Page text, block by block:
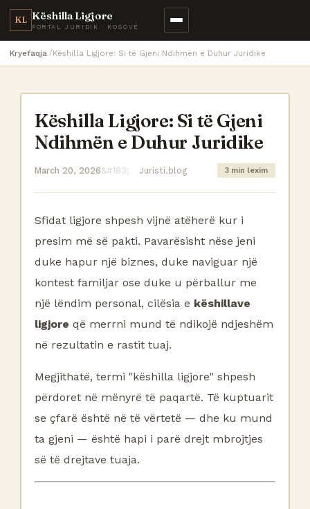
KL Këshilla Ligjore
PORTAL JURIDIK · KOSOVË
Kryefaqja Këshilla Ligjore: Si të Gjeni Ndihmën e Duhur Juridike
Këshilla Ligjore: Si të Gjeni
Ndihmën e Duhur Juridike
March 20, 2026 Juristi.blog 3 min lexim
Sfidat ligjore shpesh vijnë atëherë kur i
presim më së pakti. Pavarësisht nëse jeni
duke hapur një biznes, duke naviguar një
kontest familjar ose duke u përballur me
një lëndim personal, cilësia e këshillave
ligjore që merrni mund të ndikojë ndjeshëm
në rezultatin e rastit tuaj.
Megjithatë, termi "këshilla ligjore" shpesh
përdoret në mënyrë të paqartë. Të kuptuarit
se çfarë është në të vërtetë — dhe ku mund
ta gjeni — është hapi i parë drejt mbrojtjes
së të drejtave tuaja.